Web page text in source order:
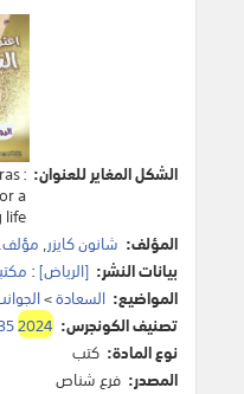
الشكل المغاير للعنوان: :
a
المؤلف: شانون كايزر, مؤلف.
بيانات النشر: [الرياض]:
المواضيع: السعادة>
تصنيف الكونجرس: 2024
نوع المادة: كتب
المصدر: فرع شناص